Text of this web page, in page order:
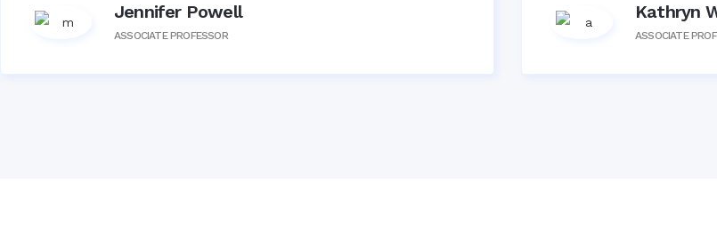
Jennifer Powell
ASSOCIATE PROFESSOR
Kathryn
ASSOCIATE